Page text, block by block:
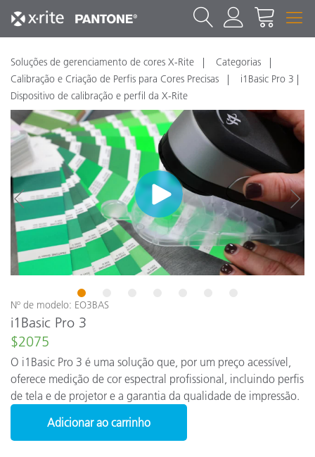
Soluções de gerenciamento de cores X-Rite
Categorias
Calibração e Criação de Perfis para Cores Precisas
i1Basic Pro 3 |
Dispositivo de calibração e perfil da X-Rite
1 2
Nº de modelo: EO3BAS
i1Basic Pro 3
$2075
O i1Basic Pro 3 é uma solução que, por um preço acessível,
oferece medição de cor espectral profissional, incluindo perfis
de tela e de projetor e a garantia da qualidade de impressão.
Adicionar ao carrinho